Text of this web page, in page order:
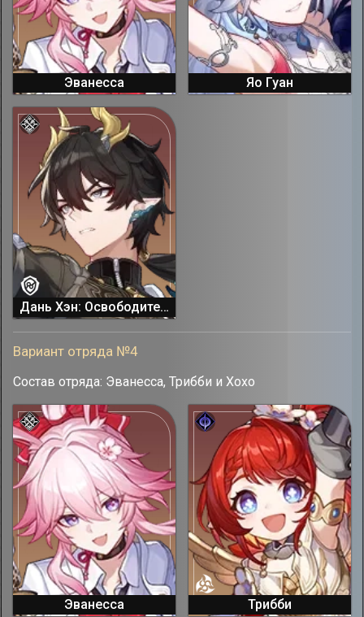
Эванесса Яо Гуан
Дань Хэн: Освободитель Пустошей
Вариант отряда №4
Состав отряда: Эванесса, Трибби и Хохо
Эванесса Трибби